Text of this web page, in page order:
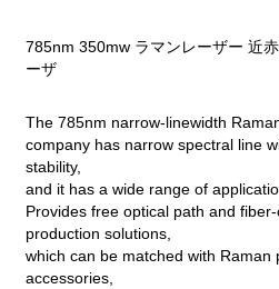
785nm 350mw ラマンレーザー 近
ーザ
The 785nm narrow-linewidth
company has narrow spectral line
stability,
and it has a wide range of
Provides free optical path and
production solutions,
which can be matched with Raman
accessories,